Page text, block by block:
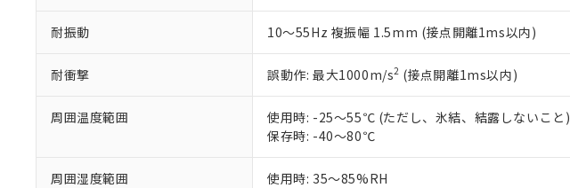
耐振動 10～55Hz 複振幅 1.5mm (接点開離1ms以内)
耐衝撃 誤動作: 最大1000m/s2 (接点開離1ms以内)
周囲温度範囲
使用時: -25～55℃ (ただし、氷結、結露しないこと)
保存時: -40～80℃
周囲湿度範囲 使用時: 35～85%RH